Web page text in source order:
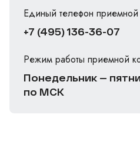
Единый телефон
+7 (495) 136-36-07
Режим работы приемной
Понедельник —
по МСК